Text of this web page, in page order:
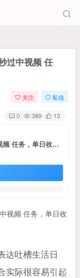
过中视频 任
关注 私信
0 389 13
10分钟一条原创爆款混剪视频，秒过中视频 任务，单日收益800+
达吐槽生活日
实际很容易引起